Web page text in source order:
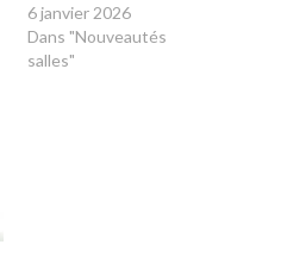
6 janvier 2026
Dans "Nouveautés
salles"